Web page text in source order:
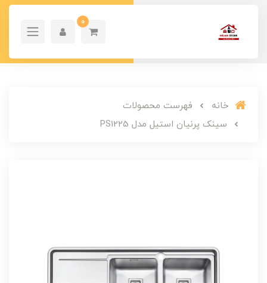
0
خانه
فهرست محصولات
سینک پرنیان استیل مدل PS1225